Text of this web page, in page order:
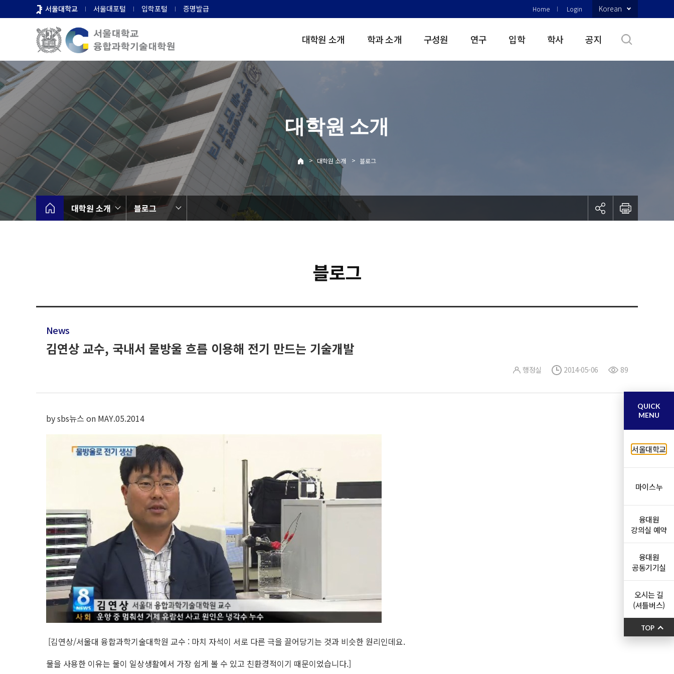
로
뉴
서울대학교 서울대포털 입학포털 증명발급 Home Login Korean
대학원 소개 학과 소개 구성원 연구 입학 학사 공지
대학원 소개
> 대학원 소개 > 블로그
대학원 소개 블로그
블로그
News
김연상 교수, 국내서 물방울 흐름 이용해 전기 만드는 기술개발
행정실 2014-05-06 89
by sbs뉴스 on MAY.05.2014
[김연상/서울대 융합과학기술대학원 교수 : 마치 자석이 서로 다른 극을 끌어당기는 것과 비슷한 원리인데요.
물을 사용한 이유는 물이 일상생활에서 가장 쉽게 볼 수 있고 친환경적이기 때문이었습니다.]
QUICK
MENU
서울대학교
마이스누
융대원
강의실 예약
융대원
공동기기실
오시는 길
(셔틀버스)
TOP